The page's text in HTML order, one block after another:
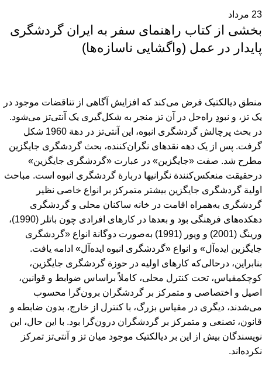
23 مرداد
بخشی از کتاب راهنمای سفر به ایران گردشگری
پایدار در عمل (واگشایی ناسازه‌ها)
منطق دیالکتیک فرض می‌کند که افزایش آگاهی از تناقضات موجود در
یک تز، و نبودِ راه‌حل در آن تز منجر به شکل‌گیری یک آنتی‌تز می‌شود.
در بحث پرچالش گردشگری انبوه، این آنتی‌تز در دهة 1960 شکل
گرفت. پس از یک دهه نقدهای نگران‌کننده، بحث گردشگری جایگزین
مطرح شد. صفت «جایگزین» در عبارت «گردشگری جایگزین»
درحقیقت منعکس‌کنندة نگرانی‏ها دربارة گردشگری انبوه است. مباحث
اولیة گردشگری جایگزین بیشتر متمرکز بر انواع خاصی نظیر
گردشگری به‌همراه اقامت در خانه ساکنان محلی و گردشگری
دهکده‌های فرهنگی بود و بعدها در کارهای افرادی چون باتلر (1990)،
ورینگ (2001) و ویور (1991) به‌صورت دوگانة انواع «گردشگری
جایگزین ایده‌آل» و انواع «گردشگری انبوه ایده‌آل» ادامه یافت.
بنابراین، درحالی‌که کارهای اولیه در حوزة گردشگری جایگزین،
کوچک‏مقیاس، تحت کنترل محلی، کاملاً براساس ضوابط و قوانین،
اصیل و اختصاصی و متمرکز بر گردشگران برون‌گرا محسوب
می‌شدند، دیگری در مقیاس بزرگ، با کنترل از خارج، بدون ضابطه و
قانون، تصنعی و متمرکز بر گردشگران درون‌گرا بود. با این حال، این
نویسندگان بیش از این بر دیالکتیک موجود میان تز و آنتی‌تز تمرکز
نکرده‌اند.